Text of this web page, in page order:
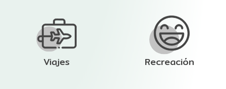
Viajes Recreación